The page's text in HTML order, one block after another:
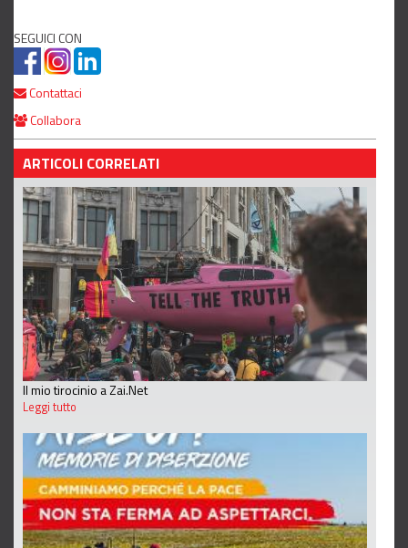
SEGUICI CON
Contattaci
Collabora
ARTICOLI CORRELATI
Il mio tirocinio a Zai.Net
Leggi tutto